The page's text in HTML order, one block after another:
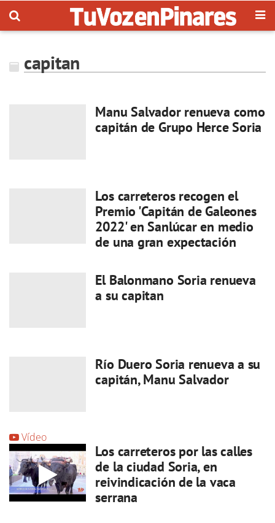
capitan
Manu Salvador renueva como
capitán de Grupo Herce Soria
Los carreteros recogen el
Premio 'Capitán de Galeones
2022' en Sanlúcar en medio
de una gran expectación
El Balonmano Soria renueva
a su capitan
Río Duero Soria renueva a su
capitán, Manu Salvador
Vídeo
Los carreteros por las calles
de la ciudad Soria, en
reivindicación de la vaca
serrana